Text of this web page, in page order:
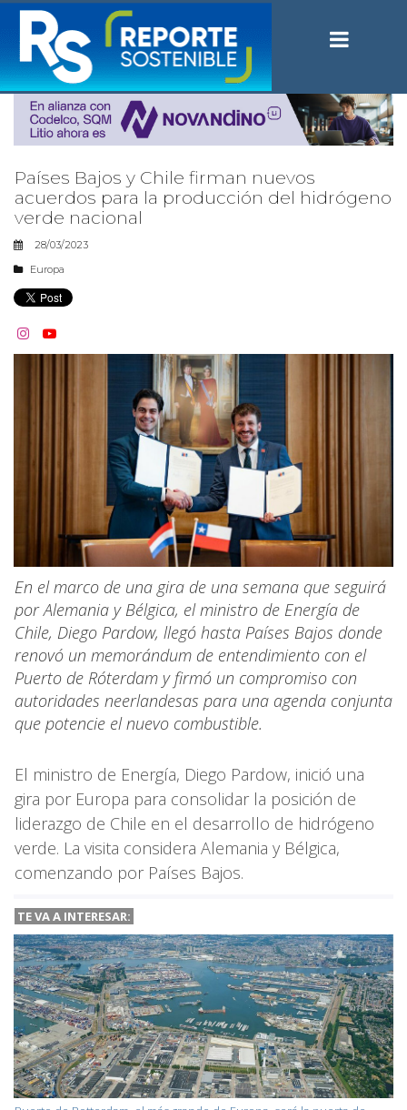
Países Bajos y Chile firman nuevos
acuerdos para la producción del hidrógeno
verde nacional
28/03/2023
Europa
 
En el marco de una gira de una semana que seguirá
por Alemania y Bélgica, el ministro de Energía de
Chile, Diego Pardow, llegó hasta Países Bajos donde
renovó un memorándum de entendimiento con el
Puerto de Róterdam y firmó un compromiso con
autoridades neerlandesas para una agenda conjunta
que potencie el nuevo combustible.
El ministro de Energía, Diego Pardow, inició una
gira por Europa para consolidar la posición de
liderazgo de Chile en el desarrollo de hidrógeno
verde. La visita considera Alemania y Bélgica,
comenzando por Países Bajos.
TE VA A INTERESAR: